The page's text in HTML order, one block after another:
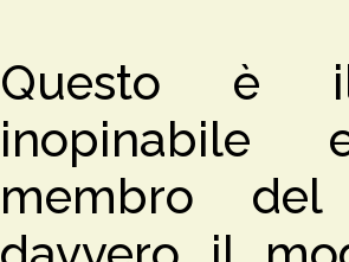
Questo è
inopinabile
membro